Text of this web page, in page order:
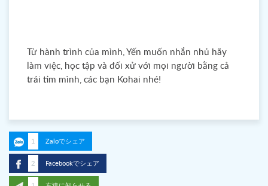
Từ hành trình của mình, Yến muốn nhắn nhủ hãy
làm việc, học tập và đối xử với mọi người bằng cả
trái tim mình, các bạn Kohai nhé!
1 Zaloでシェア
2 Facebookでシェア